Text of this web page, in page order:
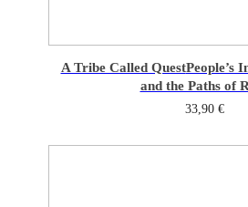
A Tribe Called QuestPeople’s
and the Paths of
33,90 €